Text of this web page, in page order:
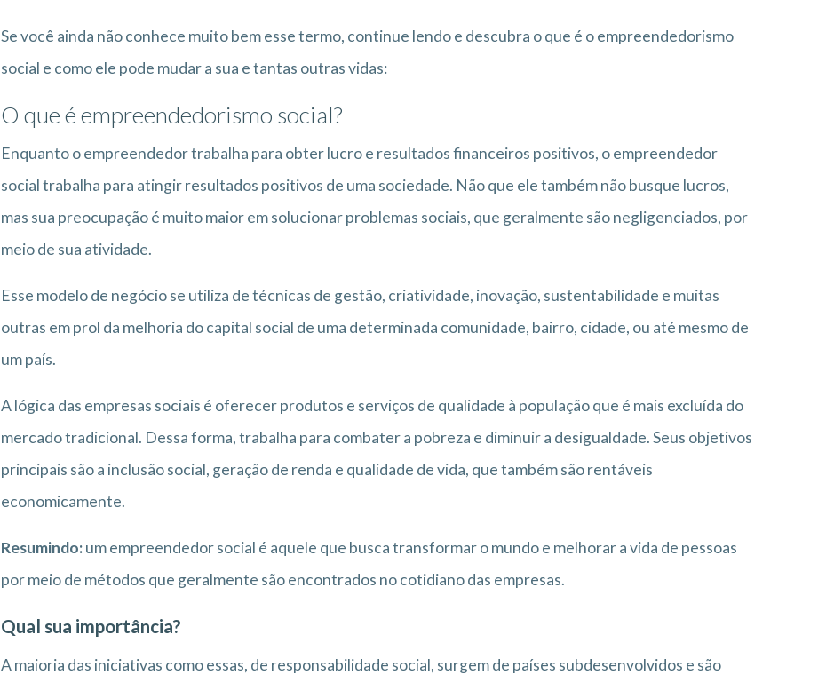
Se você ainda não conhece muito bem esse termo, continue lendo e descubra o que é o empreendedorismo
social e como ele pode mudar a sua e tantas outras vidas:
O que é empreendedorismo social?
Enquanto o empreendedor trabalha para obter lucro e resultados financeiros positivos, o empreendedor
social trabalha para atingir resultados positivos de uma sociedade. Não que ele também não busque lucros,
mas sua preocupação é muito maior em solucionar problemas sociais, que geralmente são negligenciados, por
meio de sua atividade.
Esse modelo de negócio se utiliza de técnicas de gestão, criatividade, inovação, sustentabilidade e muitas
outras em prol da melhoria do capital social de uma determinada comunidade, bairro, cidade, ou até mesmo de
um país.
A lógica das empresas sociais é oferecer produtos e serviços de qualidade à população que é mais excluída do
mercado tradicional. Dessa forma, trabalha para combater a pobreza e diminuir a desigualdade. Seus objetivos
principais são a inclusão social, geração de renda e qualidade de vida, que também são rentáveis
economicamente.
Resumindo:um empreendedor social é aquele que busca transformar o mundo e melhorar a vida de pessoas
por meio de métodos que geralmente são encontrados no cotidiano das empresas.
Qual sua importância?
A maioria das iniciativas como essas, de responsabilidade social, surgem de países subdesenvolvidos e são